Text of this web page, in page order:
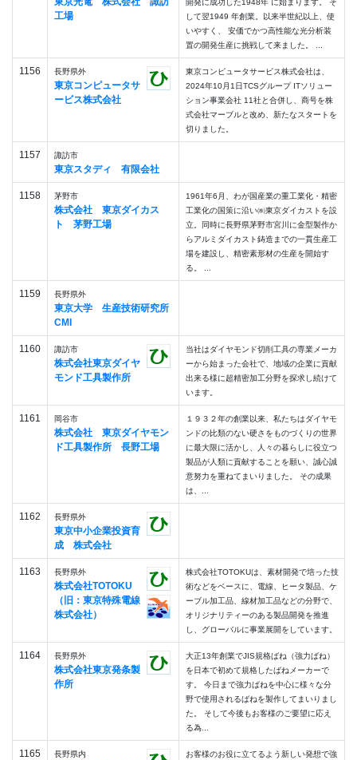
工場
開発に成功した1948年 に始まります。 そ
して翌1949 年創業。以来半世紀以上、使
いやすく、 安価でかつ高性能な光分析装
置の開発生産に挑戦して来ました。 ...
1156 長野県外
東京コンピュータサ
ービス株式会社
東京コンピュータサービス株式会社は、
2024年10月1日TCSグループ ITソリュー
ション事業会社 11社と合併し、商号を株
式会社マーブルと改め、新たなスタートを
切りました。
1157 諏訪市
東京スタディ 有限会社
1158 茅野市
株式会社 東京ダイカス
ト 茅野工場
1961年6月、わが国産業の重工業化・精密
工業化の国策に沿い㈱東京ダイカストを設
立。同時に長野県茅野市宮川に金型製作か
らアルミダイカスト鋳造までの一貫生産工
場を建設し、精密素形材の生産を開始す
る。 ...
1159 長野県外
東京大学 生産技術研究所
CMI
1160 諏訪市
株式会社東京ダイヤ
モンド工具製作所
当社はダイヤモンド切削工具の専業メーカ
ーから始まった会社で、地域の企業に貢献
出来る様に超精密加工分野を探求し続けて
います。
1161 岡谷市
株式会社 東京ダイヤモン
ド工具製作所 長野工場
１９３２年の創業以来、私たちはダイヤモ
ンドの比類のない硬さをものづくりの世界
に最大限に活かし、人々の暮らしに役立つ
製品が人類に貢献することを願い、誠心誠
意努力を重ねてまいりました。 その成果
は、...
1162 長野県外
東京中小企業投資育
成 株式会社
1163 長野県外
株式会社TOTOKU
（旧：東京特殊電線
株式会社）
株式会社TOTOKUは、素材開発で培った技
術などをベースに、電線、ヒータ製品、ケ
ーブル加工品、線材加工品などの分野で、
オリジナリティーのある製品開発を推進
し、グローバルに事業展開をしています。
1164 長野県外
株式会社東京発条製
作所
大正13年創業でJIS規格ばね（強力ばね）
を日本で初めて規格したばねメーカーで
す。 今日まで強力ばねを中心に様々な分
野で使用されるばねを製作してまいりまし
た。 そして今後もお客様のご要望に応え
る為...
1165 長野県内
お客様のお役に立てるよう新しい発想で強